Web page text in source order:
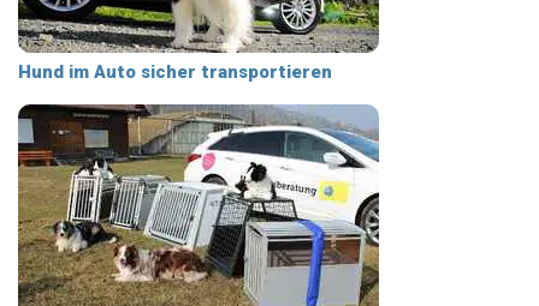
Hund im Auto sicher transportieren